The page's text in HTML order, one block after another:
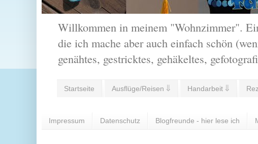
Willkommen in meinem "Wohnzimmer".
die ich mache aber auch einfach schön
genähtes, gestricktes, gehäkeltes,
Startseite Ausflüge/Reisen ⇓ Handarbeit ⇓
Impressum Datenschutz Blogfreunde - hier lese ich